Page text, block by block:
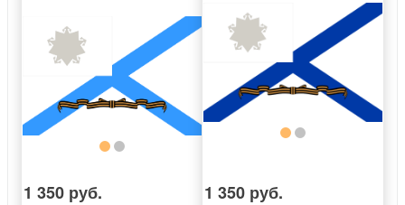
1 350 руб. 1 350 руб.